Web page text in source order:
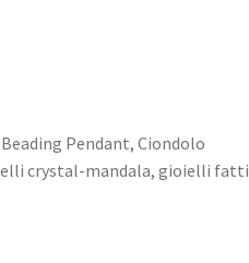
Beading Pendant, Ciondolo
crystal-mandala, gioielli fatti